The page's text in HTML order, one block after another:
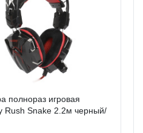
полнораз игровая
Rush Snake 2.2м черный/